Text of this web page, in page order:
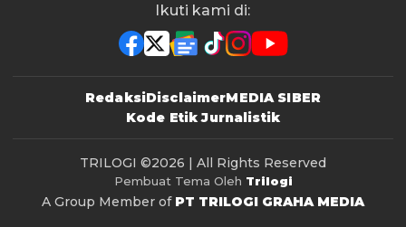
Ikuti kami di:
RedaksiDisclaimerMEDIA SIBER
Kode Etik Jurnalistik
TRILOGI ©2026 | All Rights Reserved
Pembuat Tema Oleh Trilogi
A Group Member of PT TRILOGI GRAHA MEDIA